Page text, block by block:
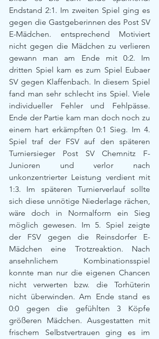
Endstand 2:1. Im zweiten Spiel ging es
gegen die Gastgeberinnen des Post SV
E-Mädchen. entsprechend Motiviert
nicht gegen die Mädchen zu verlieren
gewann man am Ende mit 0:2. Im
dritten Spiel kam es zum Spiel Eubaer
SV gegen Klaffenbach. In diesem Spiel
fand man sehr schlecht ins Spiel. Viele
individueller Fehler und Fehlpässe.
Ende der Partie kam man doch noch zu
einem hart erkämpften 0:1 Sieg. Im 4.
Spiel traf der FSV auf den späteren
Turniersieger Post SV Chemnitz F-
Junioren und verlor nach
unkonzentrierter Leistung verdient mit
1:3. Im späteren Turnierverlauf sollte
sich diese unnötige Niederlage rächen,
wäre doch in Normalform ein Sieg
möglich gewesen. Im 5. Spiel zeigte
der FSV gegen die Reinsdorfer E-
Mädchen eine Trotzreaktion. Nach
ansehnlichem Kombinationsspiel
konnte man nur die eigenen Chancen
nicht verwerten bzw. die Torhüterin
nicht überwinden. Am Ende stand es
0:0 gegen die gefühlten 3 Köpfe
größeren Mädchen. Ausgestatten mit
frischem Selbstvertrauen ging es im